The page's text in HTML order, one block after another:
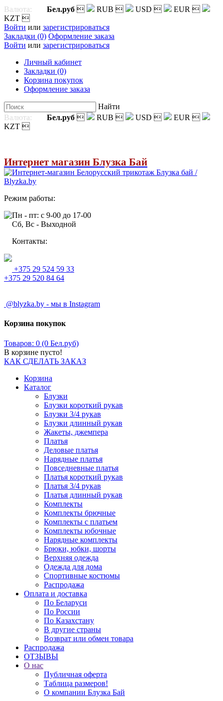
Валюта: Бел.руб  RUB  USD  EUR 
KZT 
Войти или зарегистрироваться
Закладки (0) Оформление заказа
Войти или зарегистрироваться
Личный кабинет
Закладки (0)
Корзина покупок
Оформление заказа
Найти
Валюта:
Бел.руб  RUB  USD  EUR 
KZT 
Интернет магазин Блузка Бай
Режим работы:
Пн - пт: с 9-00 до 17-00
Сб, Вс - Выходной
Контакты:
+375 29 524 59 33
+375 29 520 84 64
@blyzka.by - мы в Instagram
Корзина покупок
Товаров: 0 (0 Бел.руб)
В корзине пусто!
КАК СДЕЛАТЬ ЗАКАЗ
Корзина
Каталог
Блузки
Блузки короткий рукав
Блузки 3/4 рукав
Блузки длинный рукав
Жакеты, джемпера
Платья
Деловые платья
Нарядные платья
Повседневные платья
Платья короткий рукав
Платья 3/4 рукав
Платья длинный рукав
Комплекты
Комплекты брючные
Комплекты с платьем
Комплекты юбочные
Нарядные комплекты
Брюки, юбки, шорты
Верхняя одежда
Одежда для дома
Спортивные костюмы
Распродажа
Оплата и доставка
По Беларуси
По России
По Казахстану
В другие страны
Возврат или обмен товара
Распродажа
ОТЗЫВЫ
О нас
Публичная оферта
Таблица размеров!
О компании Блузка Бай